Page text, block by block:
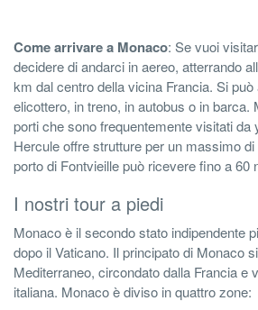
Come arrivare a Monaco: Se vuoi
decidere di andarci in aereo, atterrando
km dal centro della vicina Francia. Si
elicottero, in treno, in autobus o in barca.
porti che sono frequentemente visitati da
Hercule offre strutture per un massimo
porto di Fontvieille può ricevere fino a 60
I nostri tour a piedi
Monaco è il secondo stato indipendente
dopo il Vaticano. Il principato di Monaco
Mediterraneo, circondato dalla Francia e
italiana. Monaco è diviso in quattro zone: